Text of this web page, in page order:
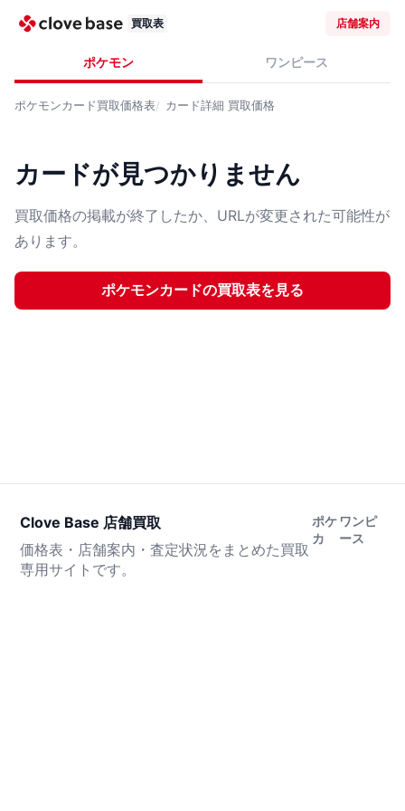
買取表 店舗案内
ポケモン ワンピース
ポケモンカード買取価格表 カード詳細 買取価格
カードが見つかりません
買取価格の掲載が終了したか、URLが変更された可能性が
あります。
ポケモンカードの買取表を見る
Clove Base 店舗買取
価格表・店舗案内・査定状況をまとめた買取
専用サイトです。
ポケ
カ
ワンピ
ース